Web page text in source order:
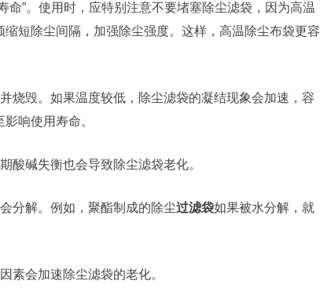
命”。使用时，应特别注意不要堵塞除尘滤袋，因为高温
短除尘间隔，加强除尘强度。这样，高温除尘布袋更容
烧毁。如果温度较低，除尘滤袋的凝结现象会加速，容
影响使用寿命。
酸碱失衡也会导致除尘滤袋老化。
分解。例如，聚酯制成的除尘过滤袋如果被水分解，就
素会加速除尘滤袋的老化。